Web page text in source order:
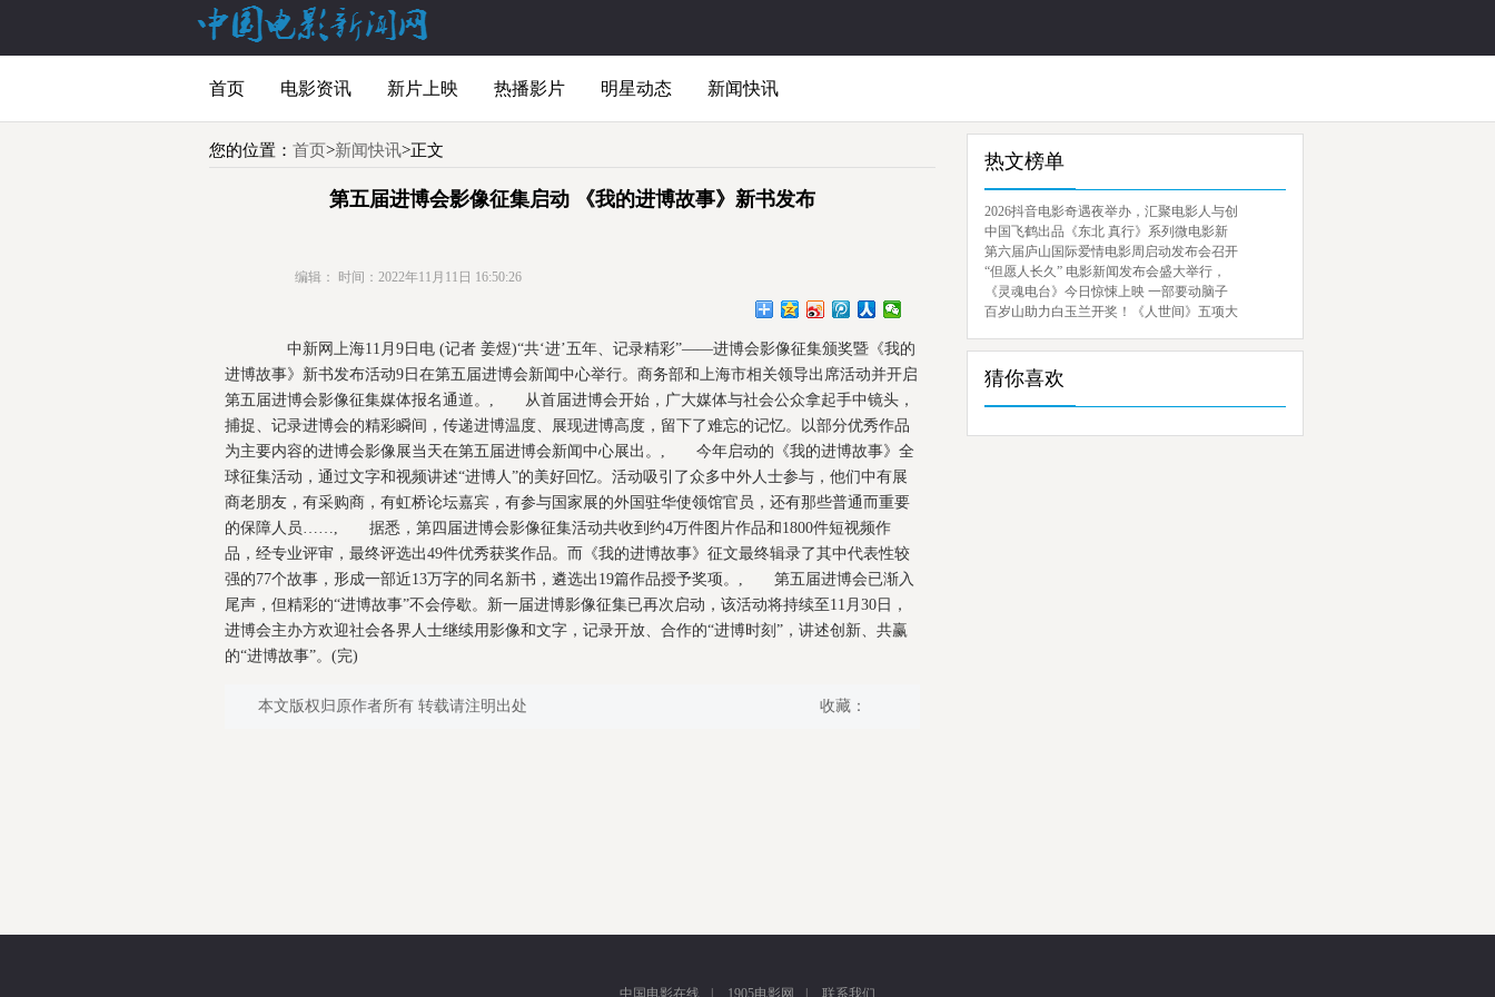
首页 电影资讯 新片上映 热播影片 明星动态 新闻快讯
您的位置： 首页>新闻快讯>正文
第五届进博会影像征集启动 《我的进博故事》新书发布
编辑： 时间：2022年11月11日 16:50:26
中新网上海11月9日电 (记者 姜煜)“共‘进’五年、记录精彩”——进博会影像征集颁奖暨《我的
进博故事》新书发布活动9日在第五届进博会新闻中心举行。商务部和上海市相关领导出席活动并开启
第五届进博会影像征集媒体报名通道。, 从首届进博会开始，广大媒体与社会公众拿起手中镜头，
捕捉、记录进博会的精彩瞬间，传递进博温度、展现进博高度，留下了难忘的记忆。以部分优秀作品
为主要内容的进博会影像展当天在第五届进博会新闻中心展出。, 今年启动的《我的进博故事》全
球征集活动，通过文字和视频讲述“进博人”的美好回忆。活动吸引了众多中外人士参与，他们中有展
商老朋友，有采购商，有虹桥论坛嘉宾，有参与国家展的外国驻华使领馆官员，还有那些普通而重要
的保障人员……, 据悉，第四届进博会影像征集活动共收到约4万件图片作品和1800件短视频作
品，经专业评审，最终评选出49件优秀获奖作品。而《我的进博故事》征文最终辑录了其中代表性较
强的77个故事，形成一部近13万字的同名新书，遴选出19篇作品授予奖项。, 第五届进博会已渐入
尾声，但精彩的“进博故事”不会停歇。新一届进博影像征集已再次启动，该活动将持续至11月30日，
进博会主办方欢迎社会各界人士继续用影像和文字，记录开放、合作的“进博时刻”，讲述创新、共赢
的“进博故事”。(完)
本文版权归原作者所有 转载请注明出处 收藏：
热文榜单
2026抖音电影奇遇夜举办，汇聚电影人与创
中国飞鹤出品《东北 真行》系列微电影新
第六届庐山国际爱情电影周启动发布会召开
“但愿人长久” 电影新闻发布会盛大举行，
《灵魂电台》今日惊悚上映 一部要动脑子
百岁山助力白玉兰开奖！《人世间》五项大
猜你喜欢
中国电影在线 1905电影网 联系我们